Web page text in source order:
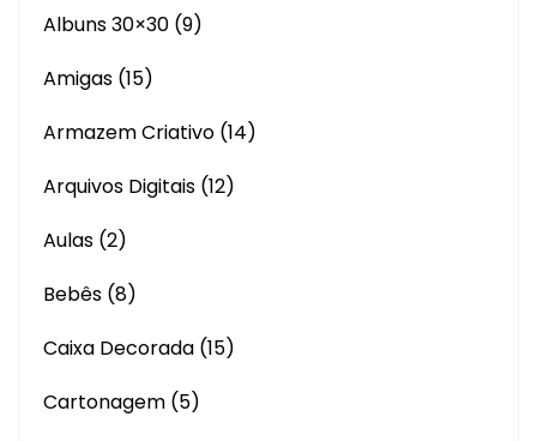
Albuns 30×30 (9)
Amigas (15)
Armazem Criativo (14)
Arquivos Digitais (12)
Aulas (2)
Bebês (8)
Caixa Decorada (15)
Cartonagem (5)